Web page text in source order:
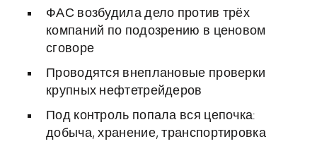
ФАС возбудила дело против трёх
компаний по подозрению в ценовом
сговоре
Проводятся внеплановые проверки
крупных нефтетрейдеров
Под контроль попала вся цепочка:
добыча, хранение, транспортировка